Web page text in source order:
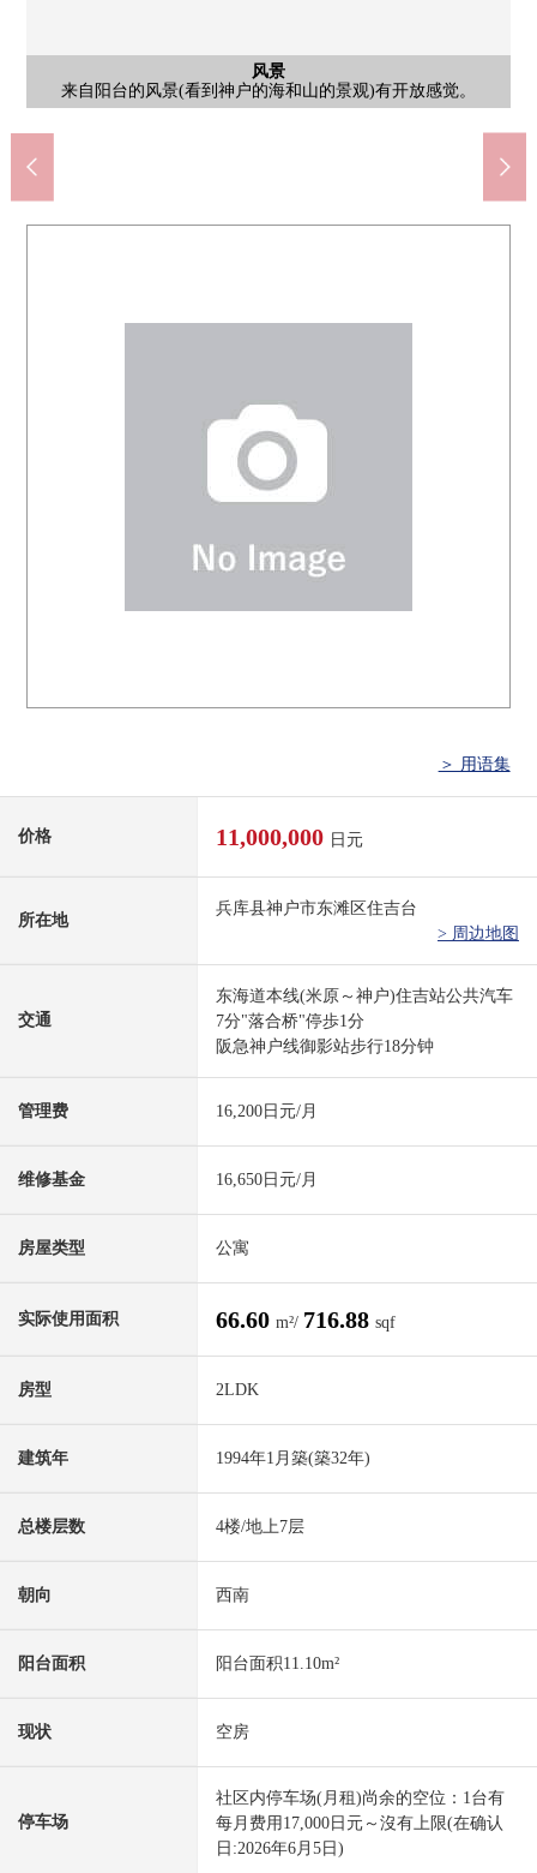
风景
来自阳台的风景(看到神户的海和山的景观)有开放感觉。
风景
来自阳台的风景(看到神户的海和山的景观)
风景
来自阳台的风景(夜景)。
客厅
LDK是宽敞的约18.7张塌塌米。在阳光插进去的亮的空间，舒适地
舒畅，能要。
客厅
得天独厚拥有采光、通风的客厅是亮的空间。
客厅
也有壁炉，是有气氛的客厅·餐厅。
客厅
是在南西亮的客厅。
洗脸
是有干净的感的洗脸室。
洗脸
存储空间丰富的洗手间。
厕所
是有温水冲洗马桶座的厕所。有便于清扫工具以及存货的收藏的
吊戸棚。
公共汽车
请渡过治疗1日的疲劳的舒适的公共汽车时间。
门口
是有长椅的宽敞的门口。
室内
西式房间(约6.0张塌塌米)
室内
西式房间(约6.0张塌塌米)
外观
外观
风景
来自阳台的风景(夜景)。
风景
来自阳台的风景(朝日)
厨房
开放式柜台厨房
厨房
厨房也有存储空间。
阳台
是有光照好的开放感觉的阳台。
阳台
是亮的太阳的日插进去的感觉好的阳台。
阳台
宽敞，并且容易晒洗的衣物的阳台
门口
是有长椅的宽敞的门口。
室内
西式房间(约6.0张塌塌米)
室内
西式房间
室内
西式房间
客厅
宽松的LDK正创造出舒适的住空間。
室内
西式房间(约6.0张塌塌米)
厨房
是能从厨房瞭望客厅的配置。
收纳
鞋柜
入口
入口
入口
入口
入口
有防盗门的入口
其他
摩托车场地
其他
智能快递柜
外观
是时尚的外观。
停车场
停车场
＞ 用语集
价格 11,000,000 日元
所在地
兵库县神户市东滩区住吉台
> 周边地图
交通
东海道本线(米原～神户)住吉站公共汽车
7分"落合桥"停歩1分
阪急神户线御影站步行18分钟
管理费 16,200日元/月
维修基金 16,650日元/月
房屋类型 公寓
实际使用面积 66.60 m²/ 716.88 sqf
房型 2LDK
建筑年 1994年1月築(築32年)
总楼层数 4楼/地上7层
朝向 西南
阳台面积 阳台面积11.10m²
现状 空房
停车场
社区内停车场(月租)尚余的空位：1台有
每月费用17,000日元～沒有上限(在确认
日:2026年6月5日)